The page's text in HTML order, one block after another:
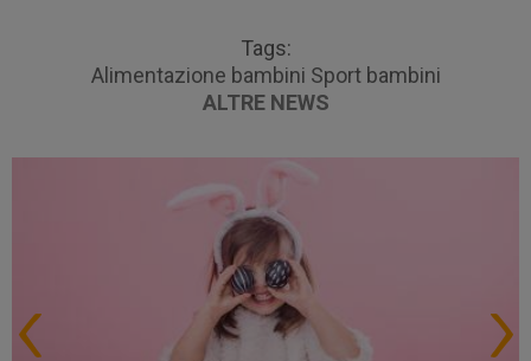
Tags:
Alimentazione bambini Sport bambini
ALTRE NEWS